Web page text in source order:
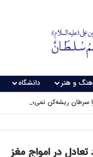
و هنر دانشگاه
سرطان ریشه‌کن نمی‌شود؟
در امواج مغز